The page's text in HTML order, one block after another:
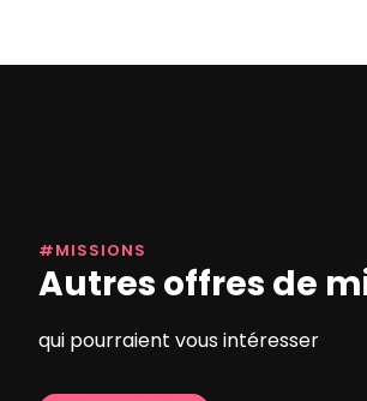
#MISSIONS
Autres offres de
qui pourraient vous intéresser